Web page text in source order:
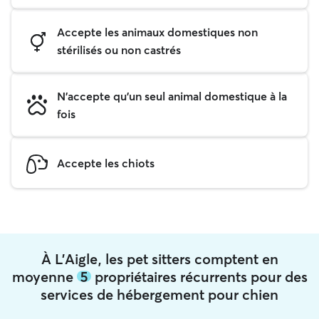
Accepte les animaux domestiques non
stérilisés ou non castrés
N'accepte qu'un seul animal domestique à la
fois
Accepte les chiots
À L'Aigle, les pet sitters comptent en
moyenne 5propriétaires récurrents pour des
services de hébergement pour chien